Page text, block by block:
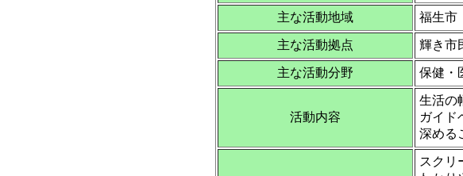
主な活動地域 福生市
主な活動拠点 輝き市
主な活動分野 保健・
活動内容
生活の
ガイド
深める
スクリ